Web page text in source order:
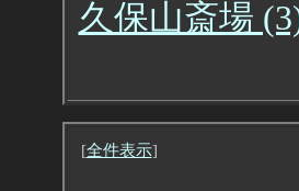
久保山斎場
[全件表示]